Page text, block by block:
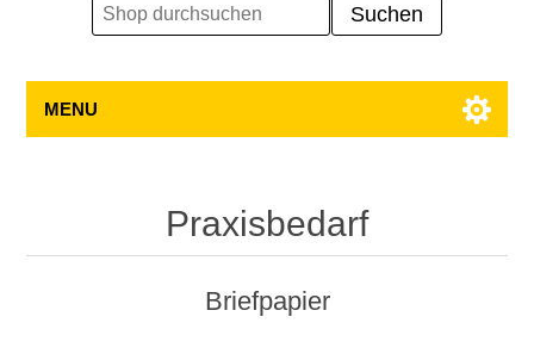
MENU
Praxisbedarf
Briefpapier